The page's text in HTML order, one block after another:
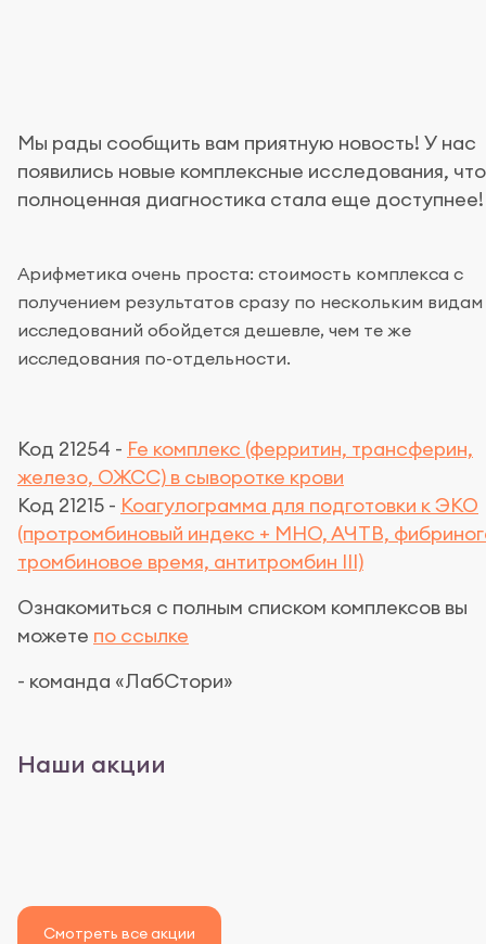
Мы рады сообщить вам приятную новость! У нас
появились новые комплексные исследования,
полноценная диагностика стала еще доступнее!
Арифметика очень проста: стоимость комплекса с
получением результатов сразу по нескольким видам
исследований обойдется дешевле, чем те же
исследования по-отдельности.
Код 21254 - Fe комплекс (ферритин, трансферин,
железо, ОЖСС) в сыворотке крови
Код 21215 - Коагулограмма для подготовки к ЭКО
(протромбиновый индекс + МНО, АЧТВ,
тромбиновое время, антитромбин III)
Ознакомиться с полным списком комплексов вы
можете по ссылке
- команда «ЛабСтори»
Наши акции
Смотреть все акции